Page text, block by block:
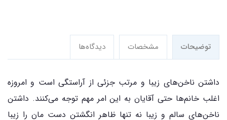
توضیحات مشخصات دیدگاه‌ها
داشتن ناخن‌های زیبا و مرتب جزئی از آراستگی است و امروزه
اغلب خانم‌ها حتی آقایان به این امر مهم توجه می‌کنند. داشتن
ناخن‌های سالم و زیبا نه تنها ظاهر انگشتن دست مان را زیبا